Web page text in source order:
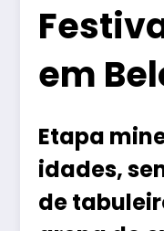
em
Etapa
idades,
de